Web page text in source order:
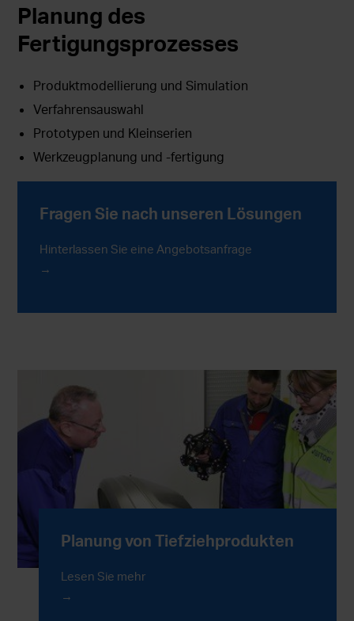
Planung des
Fertigungsprozesses
Produktmodellierung und Simulation
Verfahrensauswahl
Prototypen und Kleinserien
Werkzeugplanung und -fertigung
Fragen Sie nach unseren Lösungen
Hinterlassen Sie eine Angebotsanfrage
Planung von Tiefziehprodukten
Lesen Sie mehr